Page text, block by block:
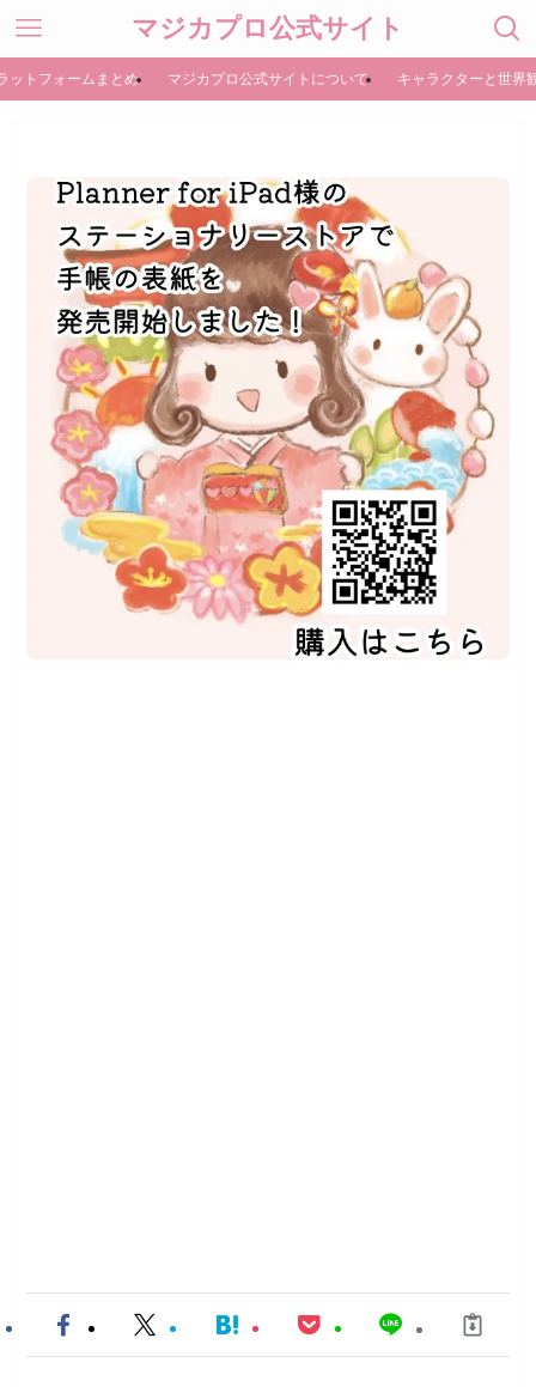
マジカプロ公式サイト
ットフォームまとめ マジカプロ公式サイトについて キャラクターと世界